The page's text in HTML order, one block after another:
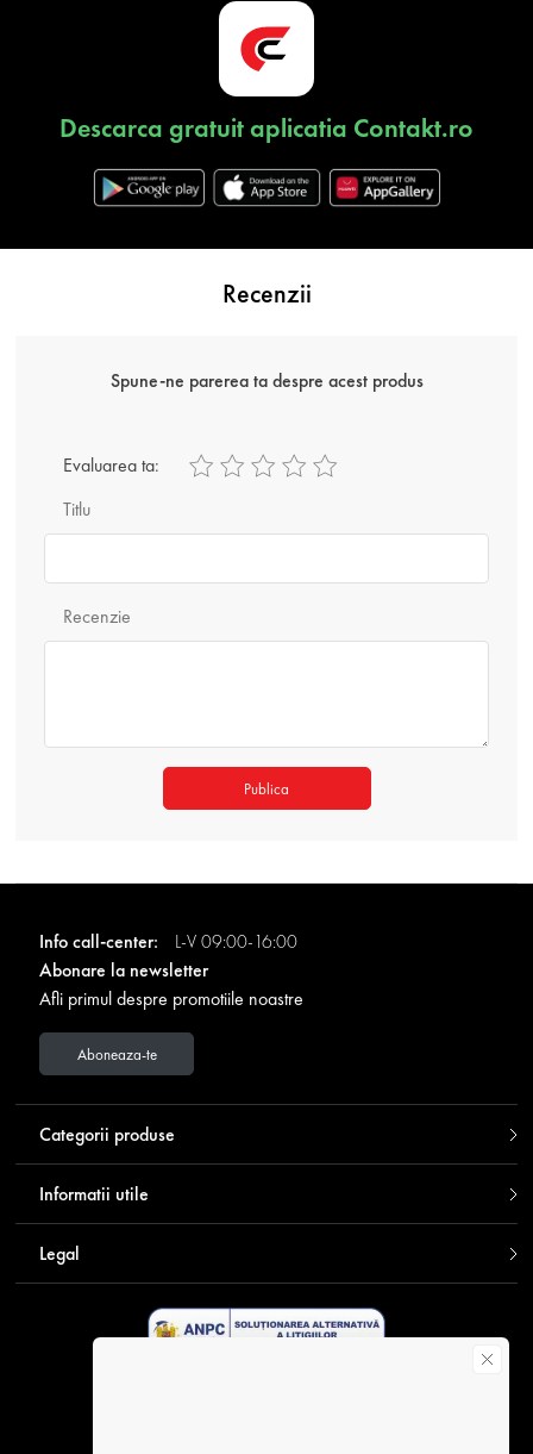
Descarca gratuit aplicatia Contakt.ro
Recenzii
Spune-ne parerea ta despre acest produs
Titlu
Evaluarea ta:
Recenzie
Publica
Info call-center:
L-V 09:00-16:00
Abonare la newsletter
Afli primul despre promotiile noastre
Aboneaza-te
Categorii produse
Informatii utile
Legal